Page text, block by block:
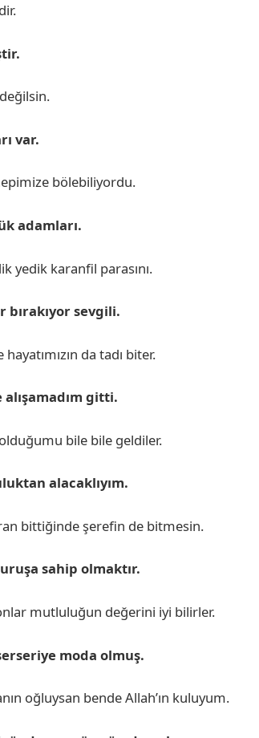
var.
bölebiliyordu.
adamları.
yedik karanfil parasını.
sevgili.
da tadı biter.
gitti.
bile bile geldiler.
alacaklıyım.
bittiğinde şerefin de bitmesin.
sahip olmaktır.
mutluluğun değerini iyi bilirler.
moda olmuş.
oğluysan bende Allah’ın kuluyum.